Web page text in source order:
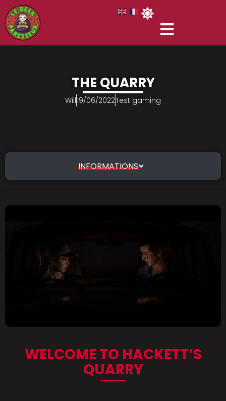
THE QUARRY
Will19/06/2022Test gaming
INFORMATIONS
WELCOME TO HACKETT’S
QUARRY